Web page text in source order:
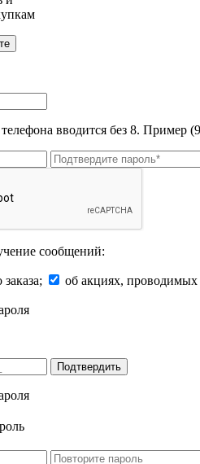
вводится без 8. Пример
сообщений:
об акциях, проводимых
Подтвердить